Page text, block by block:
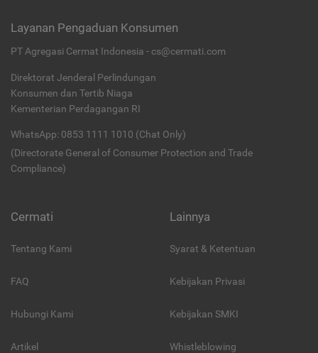
Layanan Pengaduan Konsumen
PT Agregasi Cermat Indonesia - cs@cermati.com
Direktorat Jenderal Perlindungan
Konsumen dan Tertib Niaga
Kementerian Perdagangan RI
WhatsApp: 0853 1111 1010 (Chat Only)
(Directorate General of Consumer Protection and Trade
Compliance)
Cermati
Tentang Kami
FAQ
Hubungi Kami
Artikel
Lainnya
Syarat & Ketentuan
Kebijakan Privasi
Kebijakan SMKI
Whistleblowing